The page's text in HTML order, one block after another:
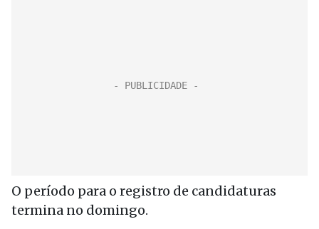
O período para o registro de candidaturas
termina no domingo.